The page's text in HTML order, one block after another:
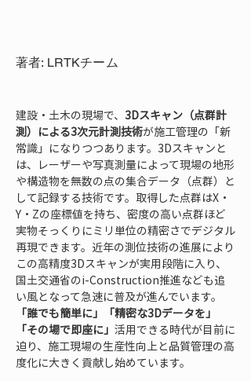
著者: LRTKチーム
建設・土木の現場で、 3Dスキャン（点群計
測）による3次元計測技術が施工管理の「新
常識」になりつつあります。3Dスキャンと
は、レーザーや写真測量によって現場の地形
や構造物を無数の点の集合データ（点群）と
して記録する技術です。取得した点群はX・
Y・Zの座標値を持ち、密度の高い点群ほど
実物そっくりにミリ単位の精密さでデジタル
再現できます。近年の測位技術の進展により
この高精度3Dスキャンが実用段階に入り、
国土交通省のi-Construction推進なども追
い風となって急速に普及が進んでいます。
「誰でも簡単に」「精密な3Dデータを」
「その場で即座に」 活用できる時代が目前に
迫り、施工現場の生産性向上と品質管理の高
度化に大きく貢献し始めています。